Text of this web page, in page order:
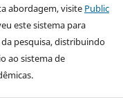
abordagem, visite Public
este sistema para
pesquisa, distribuindo
ao sistema de